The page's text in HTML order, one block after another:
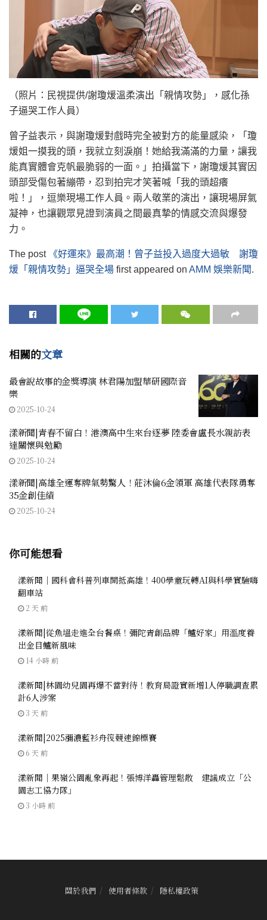
（照片：民視提供/謝瓊煖溫柔演出「親情攻勢」，感化孫
子逼哭工作人員）
曾子益表示，與謝瓊煖對戲時完全被對方的能量感染，「瓊
煖姐一摸我的頭，我就立刻淚崩！她給我滿滿的力量，讓我
能真實體會克帆最脆弱的一面。」拍攝當下，謝瓊煖其實因
頭部受傷包著繃帶，忍到拍完才笑著喊「我的頭超癢
啦！」，逗樂現場工作人員。兩人敬業的演出，讓現場屏氣
凝神，也讓觀眾見證到演員之間最真摯的情感交流與爆發
力。
The post
《好運來》最高潮！曾子益投入過度大過敏 謝瓊
煖「親情攻勢」逼哭全場 first appeared on AMM 娛樂新聞.
相關的文章
最會說故事的金獎導演 林君陽加盟華研國際音
樂
2025-10-24
漾新聞|青春不留白！港澳高中生來台逐夢 陸委會盧長水親訪表
達關懷與勉勵
2025-10-24
漾新聞|高雄全運奪牌氣勢驚人！莊沐倫6金領軍 高雄代表隊勇奪
35金創佳績
2025-10-24
你可能想看
漾新聞｜國科會科普列車開抵高雄！400學童玩轉AI與科學實驗嗨
翻車站
2 天 前
漾新聞|從魚塭走進全台餐桌！彌陀青創品牌「鱸好家」用溫度養
出金目鱸新風味
14 小時 前
漾新聞|林園幼兒園再爆不當對待！教育局證實新增1人停職調查累
計6人涉案
3 天 前
漾新聞|2025瀰濃藍衫舟筏競速錦標賽
6 天 前
漾新聞｜果嶺公園亂象再起！張博洋轟管理鬆散 建議成立「公
園志工協力隊」
3 小時 前
關於我們 使用者條款 隱私權政策